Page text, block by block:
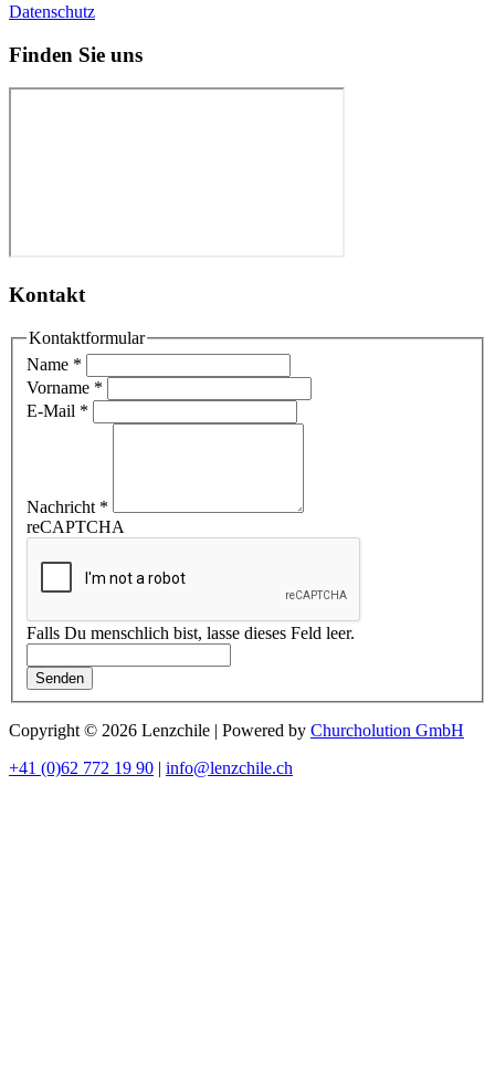
Datenschutz
Finden Sie uns
Kontakt
Kontaktformular
Name *
Vorname *
E-Mail *
Nachricht *
reCAPTCHA
Falls Du menschlich bist, lasse dieses Feld leer.
Senden
Copyright © 2026 Lenzchile | Powered by Churcholution GmbH
+41 (0)62 772 19 90 | info@lenzchile.ch